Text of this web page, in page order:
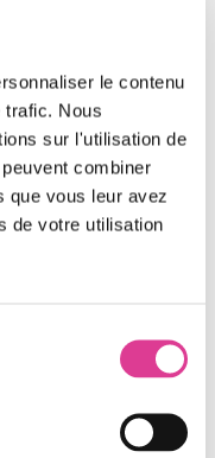
le contenu
trafic. Nous
sur l'utilisation de
combiner
que vous leur avez
de votre utilisation
le
… aux
dans la caserne
C’est un
soutenable
alors en
de l’Indre
par an, l’opération
fournir un bon
favorisant